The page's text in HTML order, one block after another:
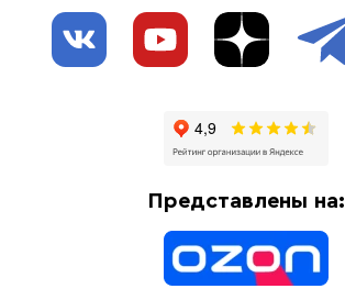
Взрывозащищенное оборудование
Системы защиты от протечки
Отопительное оборудование
Обогрев трубопроводов
Блог
Представлены на: